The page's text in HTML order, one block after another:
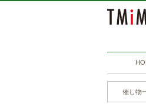
催し物